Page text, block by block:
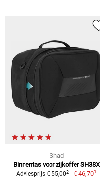
Shad
Binnentas voor zijkoffer SH38X
Adviesprijs € 55,002 € 46,701